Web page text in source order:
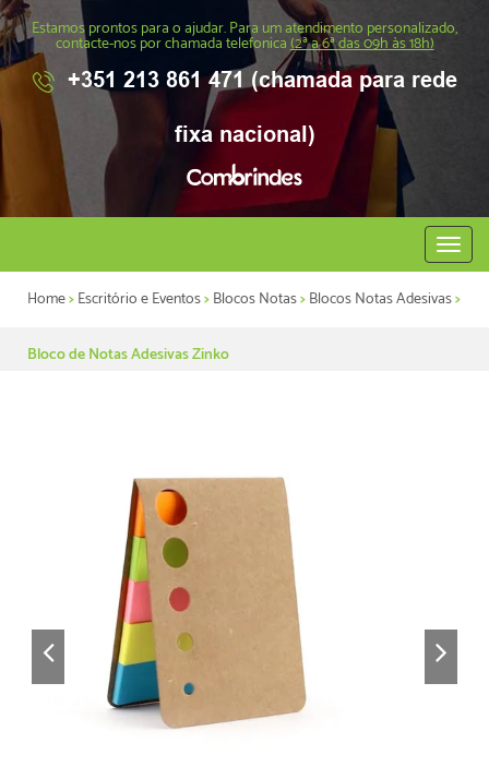
Estamos prontos para o ajudar. Para um atendimento personalizado,
contacte-nos por chamada telefonica(2ª a 6ª das 09h às 18h)
+351 213 861 471 (chamada para rede
fixa nacional)
Abrir
menu
Home>Escritório e Eventos>Blocos Notas>Blocos Notas Adesivas>
Bloco de Notas Adesivas Zinko